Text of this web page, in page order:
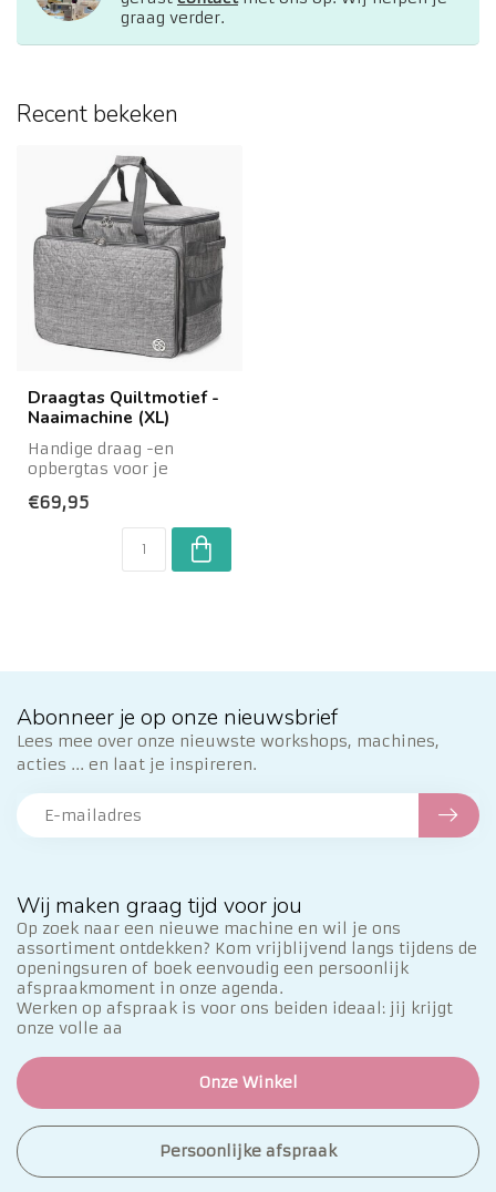
graag verder.
Recent bekeken
Draagtas Quiltmotief -
Naaimachine (XL)
Handige draag -en
opbergtas voor je
zijn er veel vakjes ...
€69,95
Wij maken graag tijd voor jou
Op zoek naar een nieuwe machine en wil je ons
assortiment ontdekken? Kom vrijblijvend langs tijdens de
openingsuren of boek eenvoudig een persoonlijk
afspraakmoment in onze agenda.
Werken op afspraak is voor ons beiden ideaal: jij krijgt
onze volle aa
Onze Winkel
Persoonlijke afspraak
Abonneer je op onze nieuwsbrief
Lees mee over onze nieuwste workshops, machines,
acties ... en laat je inspireren.